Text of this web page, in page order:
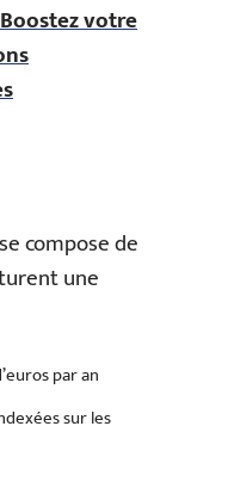
Boostez votre
compose de
une
par an
sur les